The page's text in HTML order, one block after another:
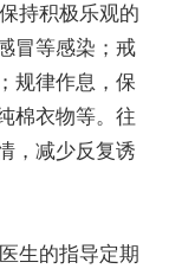
持积极乐观的
冒等感染；戒
规律作息，保
棉衣物等。往
，减少反复诱
生的指导定期